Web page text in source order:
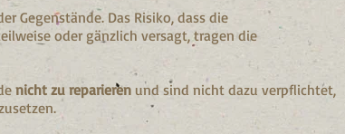
Gegenstände. Das Risiko, dass die
oder gänzlich versagt, tragen die
nicht zu reparieren und sind nicht dazu verpflichtet,